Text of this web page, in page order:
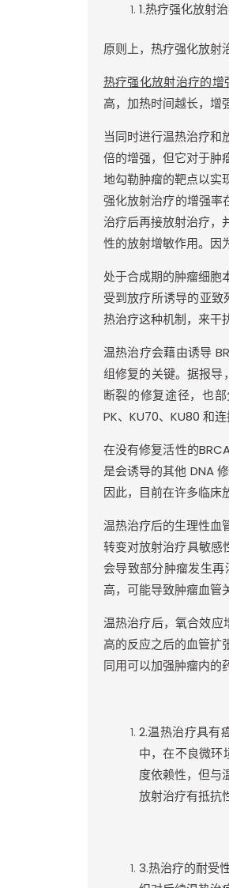
1.热疗强化放射治
原则上，热疗强化放射
热疗强化放射治疗的增
高，加热时间越长，增
当同时进行温热治疗和
倍的增强，但它对于肿
地勾勒肿瘤的靶点以实
强化放射治疗的增强率
治疗后再接放射治疗，
性的放射增敏作用。因
处于合成期的肿瘤细胞
受到放疗所诱导的亚致
热治疗这种机制，来干
温热治疗会藉由诱导
组修复的关键。据报导
断裂的修复途径，也
PK、 KU70、 KU80 和
在没有修复活性的
是会诱导的其他 DNA
因此，目前在许多临床
温热治疗后的生理性血
转变对放射治疗具敏感
会导致部分肿瘤发生
高，可能导致肿瘤血管
温热治疗后，氧合效应
高的反应之后的血管扩
同用可以加强肿瘤内的
2.温热治疗具有
中，在不良微环
度依赖性，但与
放射治疗有抵抗
3.热治疗的耐受